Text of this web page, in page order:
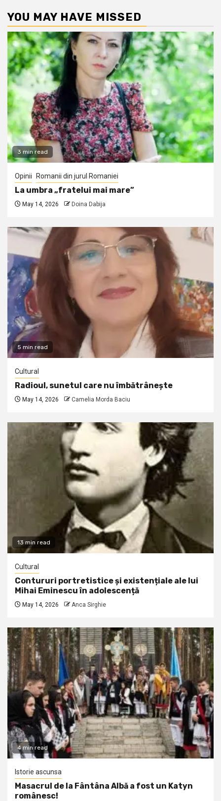
YOU MAY HAVE MISSED
3 min read
Opinii Romanii din jurul Romaniei
La umbra „fratelui mai mare”
May 14, 2026 Doina Dabija
5 min read
Cultural
Radioul, sunetul care nu îmbătrânește
May 14, 2026 Camelia Morda Baciu
13 min read
Cultural
Contururi portretistice și existențiale ale lui
Mihai Eminescu în adolescență
May 14, 2026 Anca Sirghie
4 min read
Istorie ascunsa
Masacrul de la Fântâna Albă a fost un Katyn
românesc!